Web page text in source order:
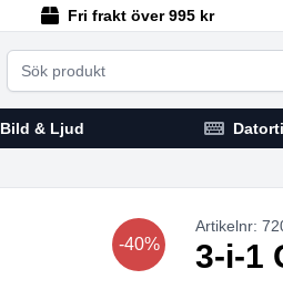
Fri frakt över 995 kr
Search
Bild & Ljud
-40%
Artikelnr: